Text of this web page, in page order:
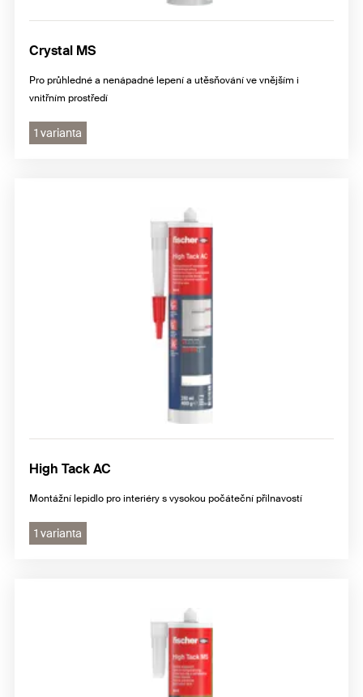
Crystal MS
Pro průhledné a nenápadné lepení a utěsňování ve vnějším i
vnitřním prostředí
1 varianta
High Tack AC
Montážní lepidlo pro interiéry s vysokou počáteční přilnavostí
1 varianta